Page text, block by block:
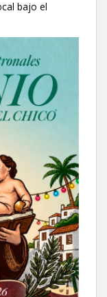
bajo el